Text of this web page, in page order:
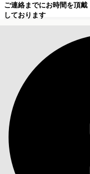
ご連絡までにお時間を頂戴
しております
目次